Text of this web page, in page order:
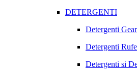
DETERGENTI
Detergenti
Detergenti
Detergenti si